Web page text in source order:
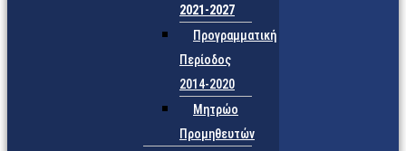
2021-2027
Προγραμματική
Περίοδος
2014-2020
Μητρώο
Προμηθευτών